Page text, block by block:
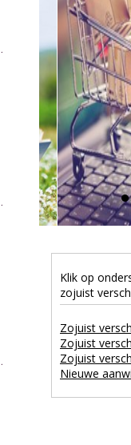
Klik op
zojuist
Zojuist
Zojuist
Zojuist
Nieuwe